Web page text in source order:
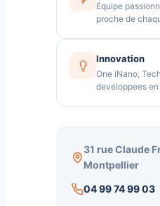
Équipe
proche de
Innovation
One iNano,
developpees
31 rue Claude
Montpellier
04 99 74 99 03